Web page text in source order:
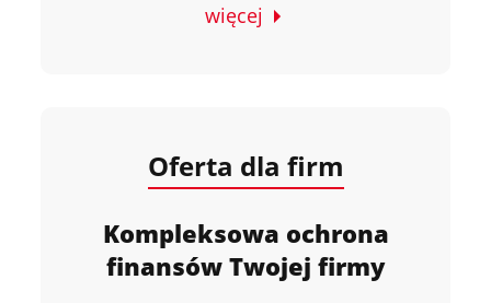
więcej
Oferta dla firm
Kompleksowa ochrona
finansów Twojej firmy